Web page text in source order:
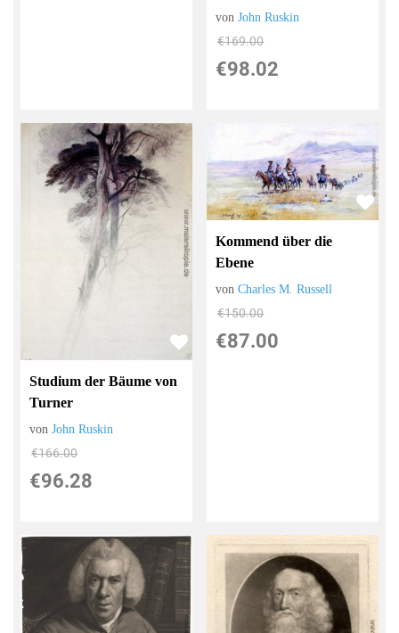
vonJohn Ruskin
€169.00
€98.02
Studium der Bäume von
Turner
vonJohn Ruskin
€166.00
€96.28
Kommend über die
Ebene
vonCharles M. Russell
€150.00
€87.00